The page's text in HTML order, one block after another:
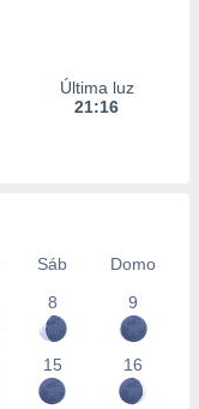
Última luz
21:16
Sáb
Domo
8 9
15 16